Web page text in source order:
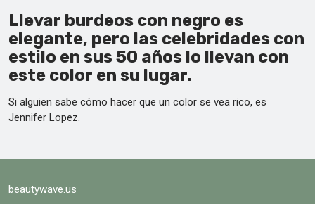
Llevar burdeos con negro es
elegante, pero las celebridades con
estilo en sus 50 años lo llevan con
este color en su lugar.
Si alguien sabe cómo hacer que un color se vea rico, es
Jennifer Lopez.
beautywave.us